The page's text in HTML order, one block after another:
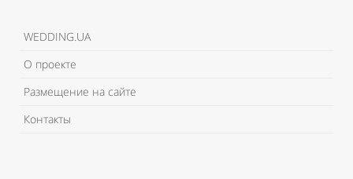
WEDDING.UA
О проекте
Размещение на сайте
Контакты